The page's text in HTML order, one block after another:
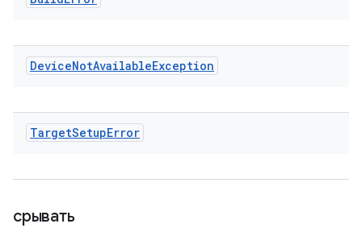
DeviceNotAvailableException
TargetSetupError
срывать